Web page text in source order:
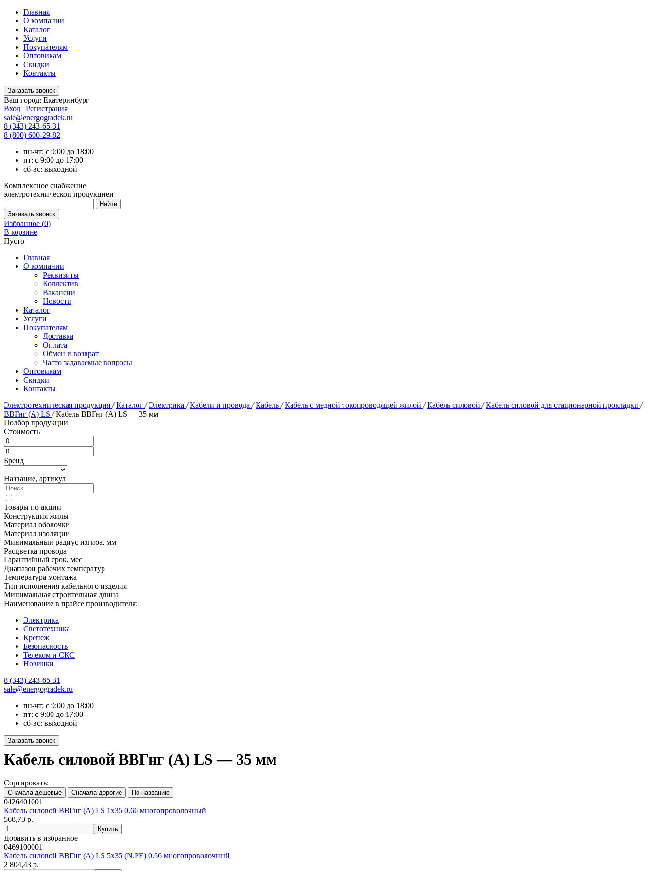
Главная
О компании
Каталог
Услуги
Покупателям
Оптовикам
Скидки
Контакты
Ваш город: Екатеринбург
Вход | Регистрация
sale@energogradek.ru
8 (343) 243-65-31
8 (800) 600-29-82
пн-чт: с 9:00 до 18:00
пт: с 9:00 до 17:00
сб-вс: выходной
Комплексное снабжение
электротехнической продукцией
Избранное (0)
В корзине
Пусто
Главная
О компании
Реквизиты
Коллектив
Вакансии
Новости
Каталог
Услуги
Покупателям
Доставка
Оплата
Обмен и возврат
Часто задаваемые вопросы
Оптовикам
Скидки
Контакты
Электротехническая продукция / Каталог / Электрика / Кабели и провода / Кабель / Кабель с медной токопроводящей жилой / Кабель силовой / Кабель силовой для стационарной прокладки /
ВВГнг (А) LS / Кабель ВВГнг (A) LS — 35 мм
Подбор продукции
Стоимость
Бренд
Название, артикул
Товары по акции
Конструкция жилы
Материал оболочки
Материал изоляции
Минимальный радиус изгиба, мм
Расцветка провода
Гарантийный срок, мес
Диапазон рабочих температур
Температура монтажа
Тип исполнения кабельного изделия
Минимальная строительная длина
Наименование в прайсе производителя:
Электрика
Светотехника
Крепеж
Безопасность
Телеком и СКС
Новинки
8 (343) 243-65-31
sale@energogradek.ru
пн-чт: с 9:00 до 18:00
пт: с 9:00 до 17:00
сб-вс: выходной
Кабель силовой ВВГнг (A) LS — 35 мм
Сортировать:
0426401001
Кабель силовой ВВГнг (А) LS 1х35 0.66 многопроволочный
568,73 р.
Добавить в избранное
0469100001
Кабель силовой ВВГнг (А) LS 5х35 (N.PE) 0.66 многопроволочный
2 804,43 р.